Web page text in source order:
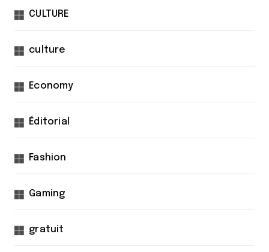
CULTURE
culture
Economy
Éditorial
Fashion
Gaming
gratuit